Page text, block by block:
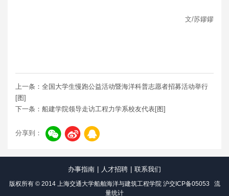
文/苏鏐鏐
上一条：全国大学生慢跑公益活动暨海洋科普志愿者招募活动举行
[图]
下一条：船建学院领导走访工程力学系校友代表[图]
分享到：
办事指南 人才招聘 联系我们
版权所有 © 2014 上海交通大学船舶海洋与建筑工程学院 沪交ICP备05053
流
量统计